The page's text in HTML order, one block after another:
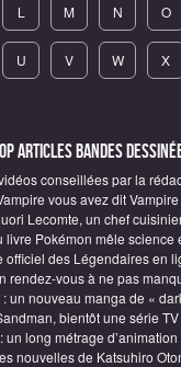
L M N O
U V W X
articles Bandes
conseillées par la
vous avez dit Vampire
Lecomte, un chef
livre Pokémon mêle science
officiel des Légendaires en
rendez-vous à ne pas
un nouveau manga de «
bientôt une série TV
un long métrage
nouvelles de Katsuhiro